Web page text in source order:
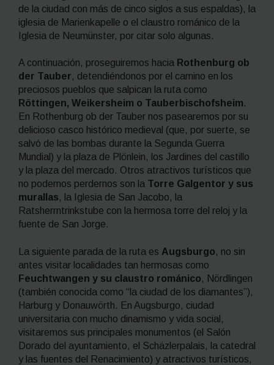
de la ciudad con más de cinco siglos a sus espaldas), la
iglesia de Marienkapelle o el claustro románico de la
Iglesia de Neumünster, por citar solo algunas.
A continuación, proseguiremos hacia Rothenburg ob
der Tauber, detendiéndonos por el camino en los
preciosos pueblos que salpican la ruta como
Röttingen, Weikersheim o Tauberbischofsheim.
En Rothenburg ob der Tauber nos pasearemos por su
delicioso casco histórico medieval (que, por suerte, se
salvó de las bombas durante la Segunda Guerra
Mundial) y la plaza de Plönlein, los Jardines del castillo
y la plaza del mercado. Otros atractivos turísticos que
no podemos perdernos son la Torre Galgentor y sus
murallas, la Iglesia de San Jacobo, la
Ratsherrntrinkstube con la hermosa torre del reloj y la
fuente de San Jorge.
La siguiente parada de la ruta es Augsburgo, no sin
antes visitar localidades tan hermosas como
Feuchtwangen y su claustro románico, Nördlingen
(también conocida como “la ciudad de los diamantes”),
Harburg y Donauwörth. En Augsburgo, ciudad
universitaria con mucho dinamismo y vida social,
visitaremos sus principales monumentos (el Salón
Dorado del ayuntamiento, el Schäzlerpalais, la catedral
y las fuentes del Renacimiento) y atractivos turísticos,